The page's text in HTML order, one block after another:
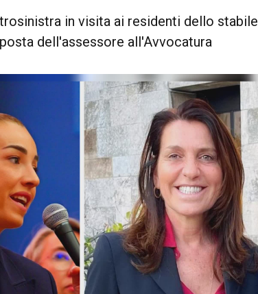
in visita ai residenti dello stabile
dell'assessore all'Avvocatura